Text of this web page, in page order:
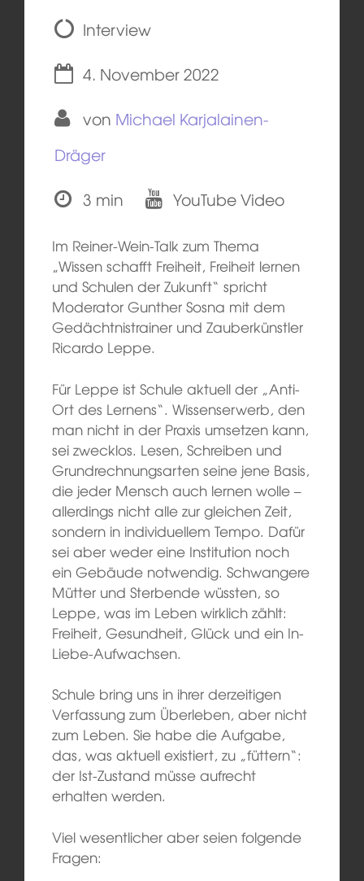
Interview
4. November 2022
von Michael Karjalainen-
Dräger
3 min
YouTube Video
Im Reiner-Wein-Talk zum Thema
„Wissen schafft Freiheit, Freiheit lernen
und Schulen der Zukunft“ spricht
Moderator Gunther Sosna mit dem
Gedächtnistrainer und Zauberkünstler
Ricardo Leppe.
Für Leppe ist Schule aktuell der „Anti-
Ort des Lernens“. Wissenserwerb, den
man nicht in der Praxis umsetzen kann,
sei zwecklos. Lesen, Schreiben und
Grundrechnungsarten seine jene Basis,
die jeder Mensch auch lernen wolle –
allerdings nicht alle zur gleichen Zeit,
sondern in individuellem Tempo. Dafür
sei aber weder eine Institution noch
ein Gebäude notwendig. Schwangere
Mütter und Sterbende wüssten, so
Leppe, was im Leben wirklich zählt:
Freiheit, Gesundheit, Glück und ein In-
Liebe-Aufwachsen.
Schule bring uns in ihrer derzeitigen
Verfassung zum Überleben, aber nicht
zum Leben. Sie habe die Aufgabe,
das, was aktuell existiert, zu „füttern“:
der Ist-Zustand müsse aufrecht
erhalten werden.
Viel wesentlicher aber seien folgende
Fragen: